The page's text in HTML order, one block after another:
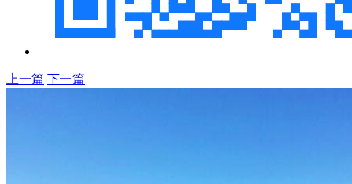
上一篇 下一篇